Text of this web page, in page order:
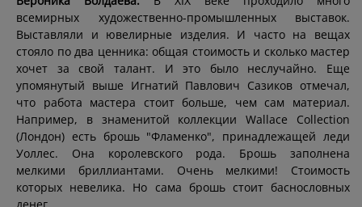
всемирных художественно-промышленных выставок.
Выставляли и ювелирные изделия. И часто на вещах
стояло по два ценника: общая стоимость и сколько мастер
хочет за свой талант. И это было неслучайно. Еще
упомянутый выше Игнатий Павлович Сазиков отмечал,
что работа мастера стоит больше, чем сам материал.
Например, в знаменитой коллекции Wallace Collection
(Лондон) есть брошь "Фламенко", принадлежащей леди
Уоллес. Она королевского рода. Брошь заполнена
мелкими бриллиантами. Очень мелкими! Стоимость
которых невелика. Но сама брошь стоит баснословных